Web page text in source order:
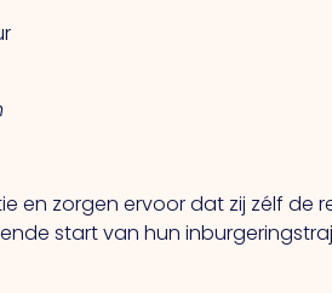
en zorgen ervoor dat zij zélf de
start van hun